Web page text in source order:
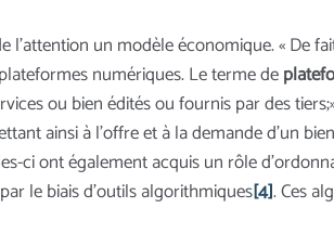
un modèle économique. « De
numériques. Le terme de
ou bien édités ou fournis par des
ainsi à l’offre et à la demande d’un
ci ont également acquis un rôle
le biais d’outils algorithmiques[4]. Ces